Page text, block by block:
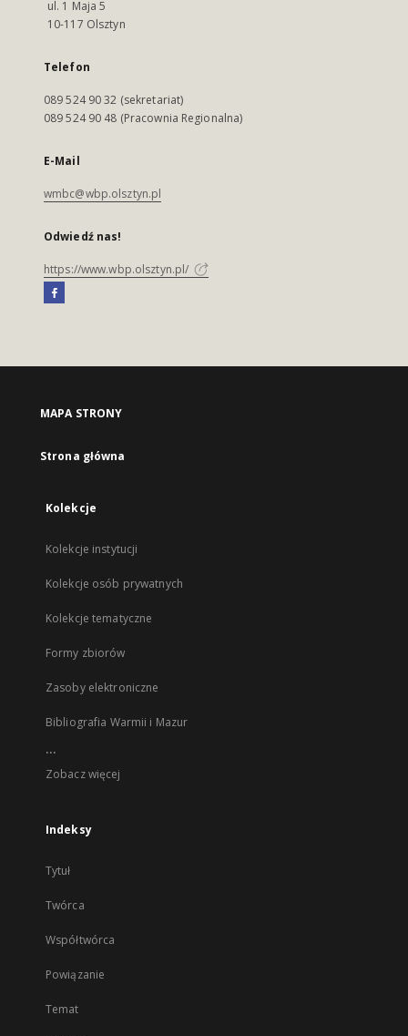
ul. 1 Maja 5
10-117 Olsztyn
Telefon
089 524 90 32 (sekretariat)
089 524 90 48 (Pracownia Regionalna)
E-Mail
wmbc@wbp.olsztyn.pl
Odwiedź nas!
https://www.wbp.olsztyn.pl/
MAPA STRONY
Strona główna
Kolekcje
Kolekcje instytucji
Kolekcje osób prywatnych
Kolekcje tematyczne
Formy zbiorów
Zasoby elektroniczne
Bibliografia Warmii i Mazur
...
Zobacz więcej
Indeksy
Tytuł
Twórca
Współtwórca
Powiązanie
Temat